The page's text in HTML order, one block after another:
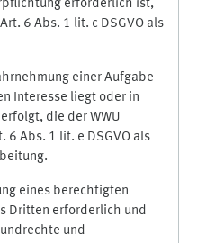
erforderlich ist,
6 Abs. 1 lit. c DSGVO als
einer Aufgabe
Interesse liegt oder in
die der WWU
6 Abs. 1 lit. e DSGVO als
eines berechtigten
Dritten erforderlich und
und